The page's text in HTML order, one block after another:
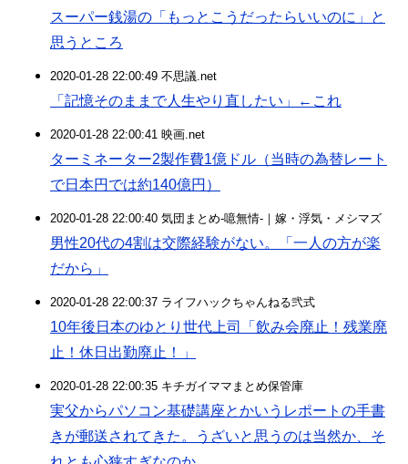
スーパー銭湯の「もっとこうだったらいいのに」と
思うところ
2020-01-28 22:00:49 不思議.net
「記憶そのままで人生やり直したい」←これ
2020-01-28 22:00:41 映画.net
ターミネーター2製作費1億ドル（当時の為替レート
で日本円では約140億円）
2020-01-28 22:00:40 気団まとめ-噫無情-｜嫁・浮気・メシマズ
男性20代の4割は交際経験がない。「一人の方が楽
だから」
2020-01-28 22:00:37 ライフハックちゃんねる弐式
10年後日本のゆとり世代上司「飲み会廃止！残業廃
止！休日出勤廃止！」
2020-01-28 22:00:35 キチガイママまとめ保管庫
実父からパソコン基礎講座とかいうレポートの手書
きが郵送されてきた。うざいと思うのは当然か、そ